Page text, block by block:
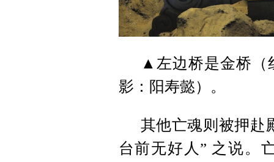
▲左边桥是金桥（
影：阳寿懿）。
其他亡魂则被押赴
台前无好人” 之说。